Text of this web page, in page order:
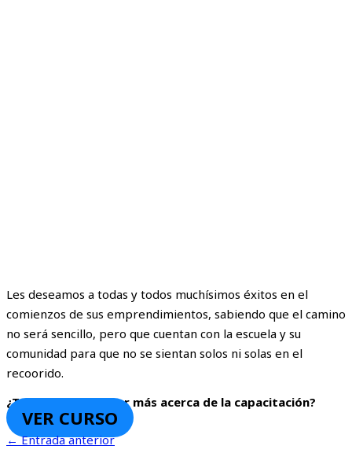
Les deseamos a todas y todos muchísimos éxitos en el
comienzos de sus emprendimientos, sabiendo que el camino
no será sencillo, pero que cuentan con la escuela y su
comunidad para que no se sientan solos ni solas en el
recoorido.
¿Te interesa conocer más acerca de la capacitación?
VER CURSO
←Entrada anterior